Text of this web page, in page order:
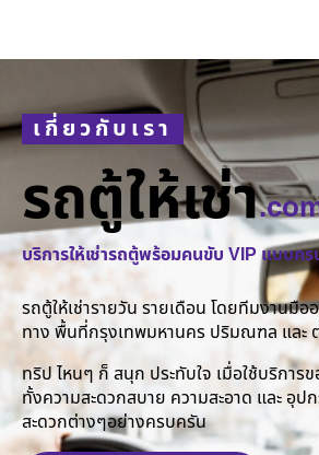
เกี่ยวกับเรา
รถตู้ให้เช่า
บริการให้เช่ารถตู้พร้อมคนขับ VIP แบบคร
รถตู้ให้เช่ารายวัน รายเดือน โดยทีมงานมื
ทาง พื้นที่กรุงเทพมหานคร ปริมณฑล และ
ทริป ไหนๆ ก็ สนุก ประทับใจ เมื่อใช้บริการข
ทั้งความสะดวกสบาย ความสะอาด และ อุ
สะดวกต่างๆอย่างครบครัน